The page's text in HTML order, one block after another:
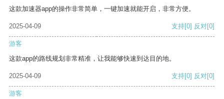
这款加速器app的操作非常简单，一键加速就能开启，非常方便。
2025-04-09 支持[0] 反对[0]
游客
这款app的路线规划非常精准，让我能够快速到达目的地。
2025-04-09 支持[0] 反对[0]
游客